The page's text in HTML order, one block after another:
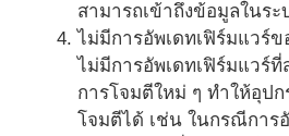
สามารถเข้าถึงข้อมูลในระ
ไม่มีการอัพเดทเฟิร์มแวร์
ไม่มีการอัพเดทเฟิร์มแวร์
การโจมตีใหม่ ๆ ทำให้อุป
โจมตีได้ เช่น ในกรณีการ